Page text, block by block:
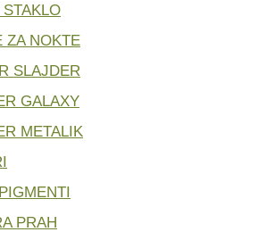
ZA NOKTE
SLAJDER
GALAXY
METALIK
PRAH